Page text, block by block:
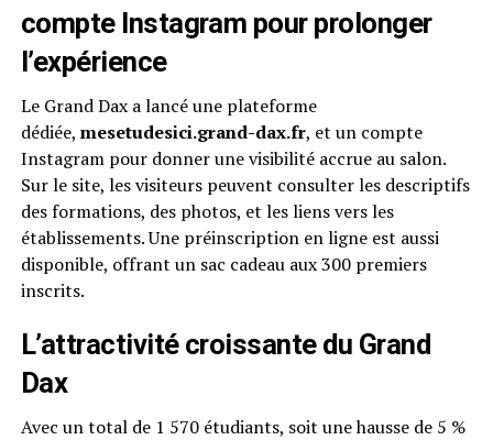
compte Instagram pour prolonger
l’expérience
Le Grand Dax a lancé une plateforme
dédiée, mesetudesici.grand-dax.fr, et un compte
Instagram pour donner une visibilité accrue au salon.
Sur le site, les visiteurs peuvent consulter les descriptifs
des formations, des photos, et les liens vers les
établissements. Une préinscription en ligne est aussi
disponible, offrant un sac cadeau aux 300 premiers
inscrits.
L’attractivité croissante du Grand
Dax
Avec un total de 1 570 étudiants, soit une hausse de 5 %